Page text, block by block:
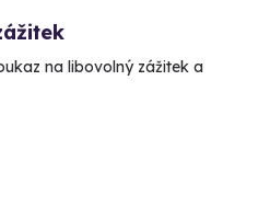
na libovolný zážitek a